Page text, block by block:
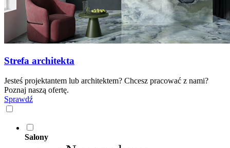
Strefa architekta
Jesteś projektantem lub architektem? Chcesz pracować z nami?
Poznaj naszą ofertę.
Sprawdź
Salony